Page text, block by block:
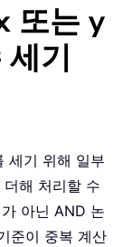
또는 y
기
세기 위해 일부
해 처리할 수
아닌 AND 논
준이 중복 계산